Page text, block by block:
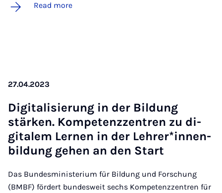
Read more
27.04.2023
Di­git­al­is­ier­ung in der Bildung
stärken. Kom­pet­en­zzen­tren zu di­
gitalem Lernen in der Lehr­er­*innen­
bildung ge­hen an den Start
Das Bundesministerium für Bildung und Forschung
(BMBF) fördert bundesweit sechs Kompetenzzentren für